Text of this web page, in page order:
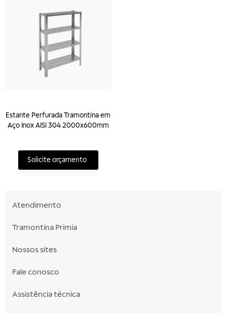
Estante Perfurada Tramontina em
Aço Inox AISI 304 2000x600mm
Solicite orçamento
Atendimento
Tramontina Primia
Nossos sites
Fale conosco
Assistência técnica